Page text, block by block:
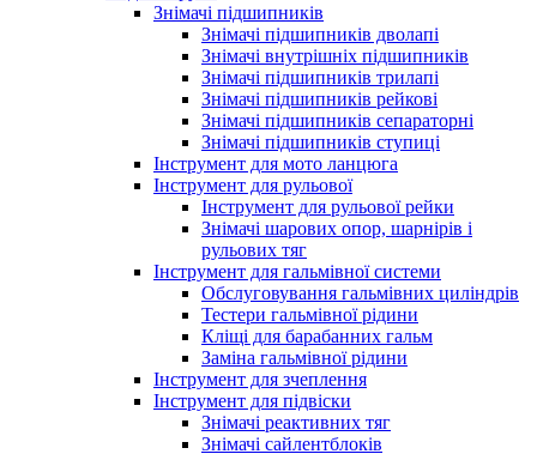
Знімачі підшипників
Знімачі підшипників дволапі
Знімачі внутрішніх підшипників
Знімачі підшипників трилапі
Знімачі підшипників рейкові
Знімачі підшипників сепараторні
Знімачі підшипників ступиці
Інструмент для мото ланцюга
Інструмент для рульової
Інструмент для рульової рейки
Знімачі шарових опор, шарнірів і
рульових тяг
Інструмент для гальмівної системи
Обслуговування гальмівних циліндрів
Тестери гальмівної рідини
Кліщі для барабанних гальм
Заміна гальмівної рідини
Інструмент для зчеплення
Інструмент для підвіски
Знімачі реактивних тяг
Знімачі сайлентблоків